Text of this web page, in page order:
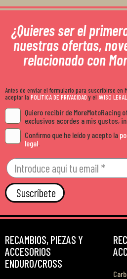
¿Quieres ser el
nuestras ofertas,
relacionado con
Antes de enviar el formulario para suscribirse en
aceptar la POLÍTICA DE PRIVACIDADy el AVISO LEGAL
Quiero recibir de MoreMotoRacing
exclusivos acordes a mis gustos,
Confirmo que he leído y acepto la
legal
Suscríbete
RECAMBIOS, PIEZAS Y
ACCESORIOS
ENDURO/CROSS